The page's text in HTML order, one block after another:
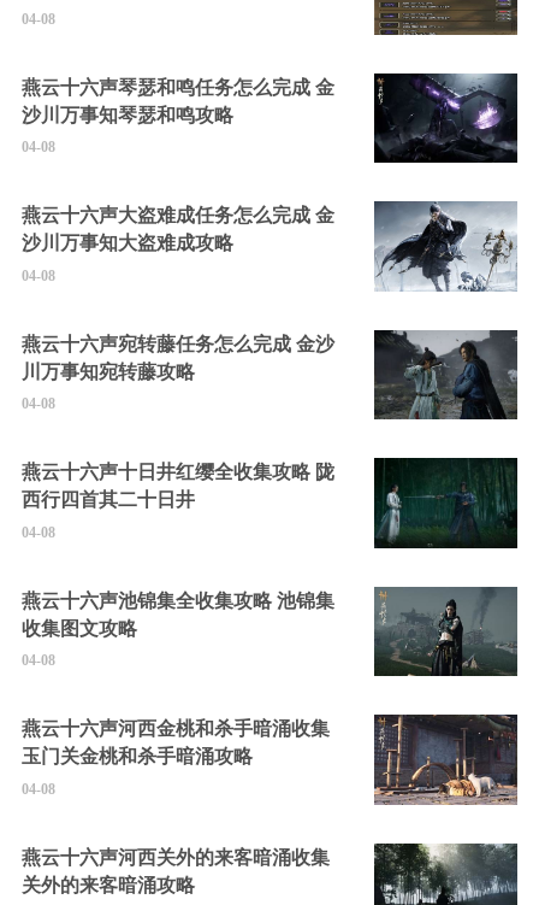
04-08
燕云十六声琴瑟和鸣任务怎么完成 金
沙川万事知琴瑟和鸣攻略
04-08
燕云十六声大盗难成任务怎么完成 金
沙川万事知大盗难成攻略
04-08
燕云十六声宛转藤任务怎么完成 金沙
川万事知宛转藤攻略
04-08
燕云十六声十日井红缨全收集攻略 陇
西行四首其二十日井
04-08
燕云十六声池锦集全收集攻略 池锦集
收集图文攻略
04-08
燕云十六声河西金桃和杀手暗涌收集
玉门关金桃和杀手暗涌攻略
04-08
燕云十六声河西关外的来客暗涌收集
关外的来客暗涌攻略